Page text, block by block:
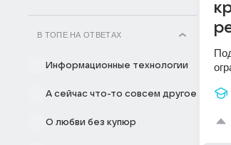
В ТОПЕ НА ОТВЕТАХ
Информационные технологии
А сейчас что-то совсем другое
О любви без купюр